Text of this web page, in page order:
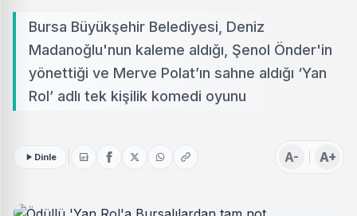
Bursa Büyükşehir Belediyesi, Deniz
Madanoğlu'nun kaleme aldığı, Şenol Önder'in
yönettiği ve Merve Polat’ın sahne aldığı ‘Yan
Rol’ adlı tek kişilik komedi oyunu
Dinle A- A+